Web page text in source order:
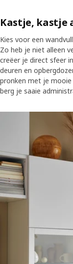
Kastje, kastje
Kies voor een
Zo heb je niet alleen
creëer je direct sfeer
deuren en
pronken met je mooie
berg je saaie